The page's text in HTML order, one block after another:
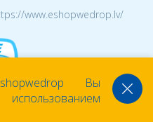
www.eshopwedrop.lv/
Вы